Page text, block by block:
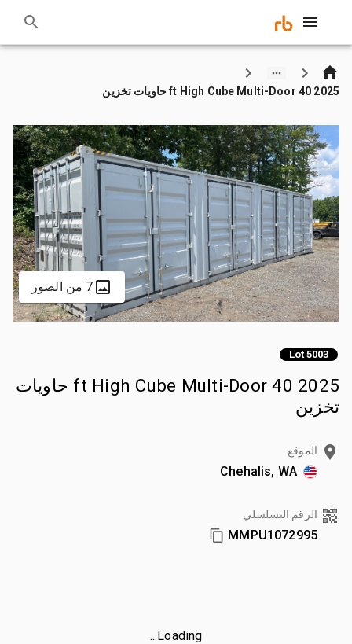
2025 40 ft High Cube Multi-Door حاويات تخزين
7 من الصور
Lot 5003
2025 40 ft High Cube Multi-Door حاويات
تخزين
الموقع
Chehalis, WA
الرقم التسلسلي
MMPU1072995
Loading...